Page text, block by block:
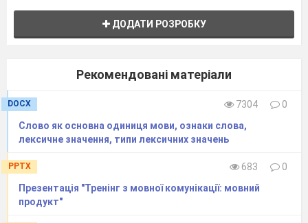
ДОДАТИ РОЗРОБКУ
Рекомендовані матеріали
DOCX 7304
0
Слово як основна одиниця мови, ознаки слова,
лексичне значення, типи лексичних значень
PPTX 683
0
Презентація "Тренінг з мовної комунікації: мовний
продукт"